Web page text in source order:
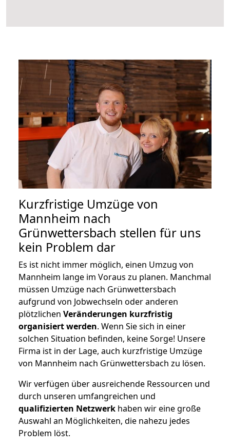
Kurzfristige Umzüge von
Mannheim nach
Grünwettersbach stellen für uns
kein Problem dar
Es ist nicht immer möglich, einen Umzug von
Mannheim lange im Voraus zu planen. Manchmal
müssen Umzüge nach Grünwettersbach
aufgrund von Jobwechseln oder anderen
plötzlichen Veränderungen kurzfristig
organisiert werden. Wenn Sie sich in einer
solchen Situation befinden, keine Sorge! Unsere
Firma ist in der Lage, auch kurzfristige Umzüge
von Mannheim nach Grünwettersbach zu lösen.
Wir verfügen über ausreichende Ressourcen und
durch unseren umfangreichen und
qualifizierten Netzwerk haben wir eine große
Auswahl an Möglichkeiten, die nahezu jedes
Problem löst.